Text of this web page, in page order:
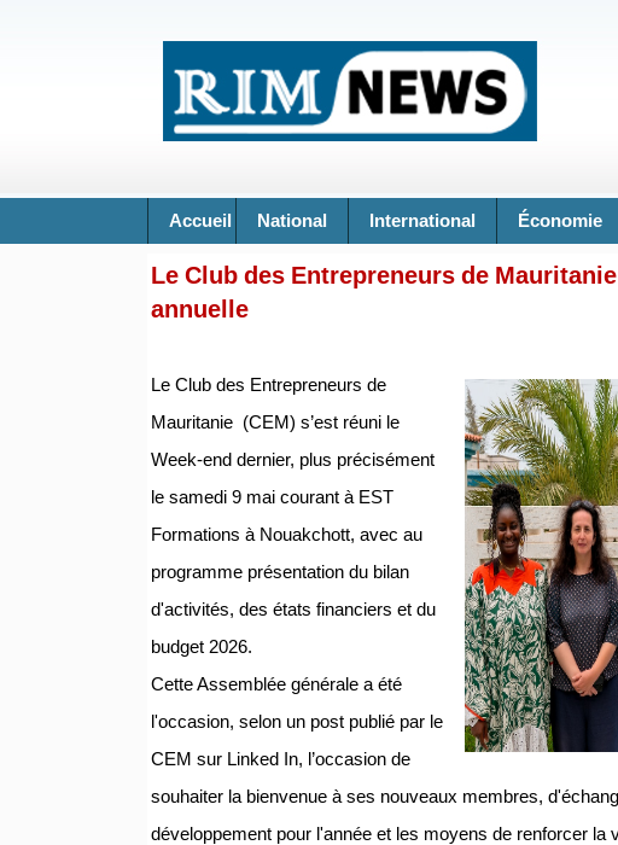
Accueil National International Économie
Le Club des Entrepreneurs de
annuelle
Le Club des Entrepreneurs de
Mauritanie (CEM) s’est réuni le
Week-end dernier, plus précisément
le samedi 9 mai courant à EST
Formations à Nouakchott, avec au
programme présentation du bilan
d'activités, des états financiers et du
budget 2026.
Cette Assemblée générale a été
l'occasion, selon un post publié par le
CEM sur Linked In, l’occasion de
souhaiter la bienvenue à ses nouveaux membres,
développement pour l'année et les moyens de renforcer la